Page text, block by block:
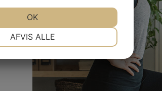
AFVIS ALLE
OK